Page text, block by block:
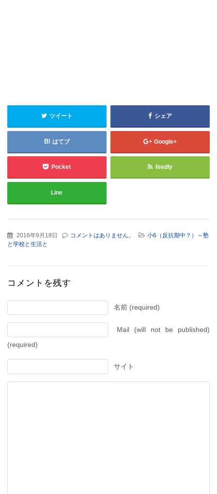
ツイート シェア
はてブ Google+
Pocket feedly
Line
2016年9月18日 コメントはありません。
小6（反抗期中？）～塾
と学校と生活と
コメントを残す
名前 (required)
Mail (will not be published)
(required)
サイト